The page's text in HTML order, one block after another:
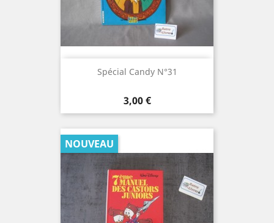
Spécial Candy N°31
Prix
3,00 €
NOUVEAU